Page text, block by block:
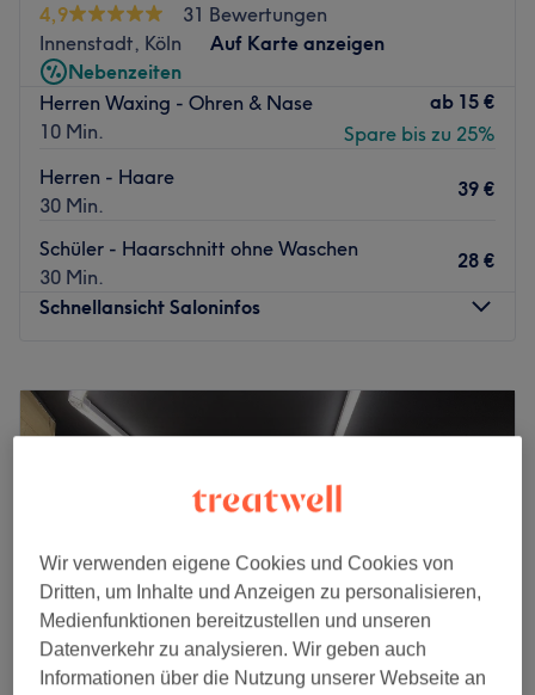
4,9
31 Bewertungen
Innenstadt, Köln
Auf Karte anzeigen
Nebenzeiten
Herren Waxing - Ohren & Nase
10 Min.
ab 15 €
Spare bis zu 25%
Herren - Haare
30 Min.
39 €
Schüler - Haarschnitt ohne Waschen
30 Min.
28 €
Schnellansicht Saloninfos
Dienstag
11:00
Mittwoch
11:00–20:00
Gönn dir eine Auszeit und einen neuen Haarschnitt im
renommierten Barbershop Popeye's Barbershop in der
Kölner Innenstadt. Ob trendige Haarstylings oder
klassische Rasur, das breitgefächerte Angebot lässt keine
Wir verwenden eigene Cookies und Cookies von
Dritten, um Inhalte und Anzeigen zu personalisieren,
Medienfunktionen bereitzustellen und unseren
Datenverkehr zu analysieren. Wir geben auch
Informationen über die Nutzung unserer Webseite an